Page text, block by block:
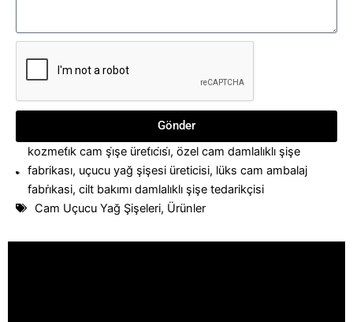
Gönder
kozmeti̇k cam şi̇şe üreti̇ci̇si̇,özel cam damlalıklı şişe
fabrikası, uçucu yağ şişesi üreticisi, lüks cam ambalaj
fabri̇kasi,cilt bakımı damlalıklı şişe tedarikçisi
Cam Uçucu Yağ Şişeleri, Ürünler